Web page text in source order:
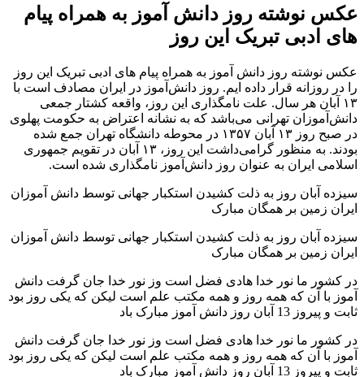
عکس نوشته روز دانش آموز به همراه پیام
های ادبی تبریک این روز
عکس نوشته روز دانش آموز به همراه پیام های ادبی تبریک این روز
را در روزانه قرار داده ایم. روز دانش‌آموز در ایران مصادف است با
۱۳ آبان هر سال. علت نامگذاری این روز، واقعه کشتار جمعی
دانش‌آموزان تهرانی می‌باشد که به نشانه اعتراض به حکومت پهلوی
در صبح روز ۱۳ آبان ۱۳۵۷ در محوطه دانشگاه تهران جمع شده
بودند. به منظور گرامی‌داشت این روز، ۱۳ آبان در تقویم جمهوری
اسلامی ایران به عنوان روز دانش‌آموز نامگذاری شده است.
سیزده آبان روز به ذلت کشیدن استکبار جهانی توسط دانش‌ آموزان
ایران زمین بر همگان مبارک
سیزده آبان روز به ذلت کشیدن استکبار جهانی توسط دانش‌ آموزان
ایران زمین بر همگان مبارک
در کشور ما نور خدا هادی فضل است وز نور خدا جان گرفت دانش‌
آموز با آن که همه روز و همه مکتب علم است لیکن که یکی روز بود
ثابت و پیروز 13 آبان روز دانش‌ آموز مبارک باد
در کشور ما نور خدا هادی فضل است وز نور خدا جان گرفت دانش‌
آموز با آن که همه روز و همه مکتب علم است لیکن که یکی روز بود
ثابت و پیروز 13 آبان روز دانش‌ آموز مبارک باد